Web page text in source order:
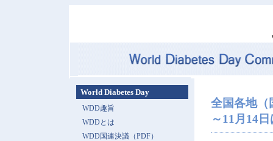
全国各地（
～11月14
World Diabetes Day
WDD趣旨
WDDとは
WDD国連決議（PDF）